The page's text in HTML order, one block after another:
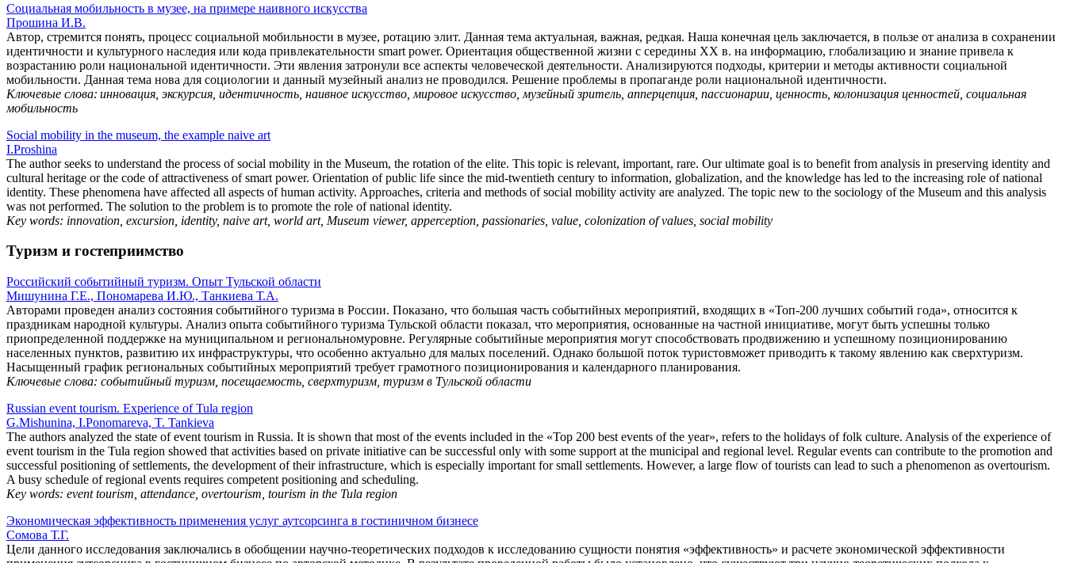
Социальная мобильность в музее, на примере наивного искусства
Прошина И.В.
Автор, стремится понять, процесс социальной мобильности в музее, ротацию элит. Данная тема актуальная, важная, редкая. Наша конечная цель заключается, в пользе от анализа в сохранении
идентичности и культурного наследия или кода привлекательности smart power. Ориентация общественной жизни с середины XX в. на информацию, глобализацию и знание привела к
возрастанию роли национальной идентичности. Эти явления затронули все аспекты человеческой деятельности. Анализируются подходы, критерии и методы активности социальной
мобильности. Данная тема нова для социологии и данный музейный анализ не проводился. Решение проблемы в пропаганде роли национальной идентичности.
Ключевые слова: инновация, экскурсия, идентичность, наивное искусство, мировое искусство, музейный зритель, апперцепция, пассионарии, ценность, колонизация ценностей, социальная
мобильность
Social mobility in the museum, the example naive art
I.Proshina
The author seeks to understand the process of social mobility in the Museum, the rotation of the elite. This topic is relevant, important, rare. Our ultimate goal is to benefit from analysis in preserving identity and
cultural heritage or the code of attractiveness of smart power. Orientation of public life since the mid-twentieth century to information, globalization, and the knowledge has led to the increasing role of national
identity. These phenomena have affected all aspects of human activity. Approaches, criteria and methods of social mobility activity are analyzed. The topic new to the sociology of the Museum and this analysis
was not performed. The solution to the problem is to promote the role of national identity.
Key words: innovation, excursion, identity, naive art, world art, Museum viewer, apperception, passionaries, value, colonization of values, social mobility
Туризм и гостеприимство
Российский событийный туризм. Опыт Тульской области
Мишунина Г.Е., Пономарева И.Ю., Танкиева Т.А.
Авторами проведен анализ состояния событийного туризма в России. Показано, что большая часть событийных мероприятий, входящих в «Топ-200 лучших событий года», относится к
праздникам народной культуры. Анализ опыта событийного туризма Тульской области показал, что мероприятия, основанные на частной инициативе, могут быть успешны только
приопределенной поддержке на муниципальном и региональномуровне. Регулярные событийные мероприятия могут способствовать продвижению и успешному позиционированию
населенных пунктов, развитию их инфраструктуры, что особенно актуально для малых поселений. Однако большой поток туристовможет приводить к такому явлению как сверхтуризм.
Насыщенный график региональных событийных мероприятий требует грамотного позиционирования и календарного планирования.
Ключевые слова: событийный туризм, посещаемость, сверхтуризм, туризм в Тульской области
Russian event tourism. Experience of Tula region
G.Mishunina, I.Ponomareva, T. Tankieva
The authors analyzed the state of event tourism in Russia. It is shown that most of the events included in the «Top 200 best events of the year», refers to the holidays of folk culture. Analysis of the experience of
event tourism in the Tula region showed that activities based on private initiative can be successful only with some support at the municipal and regional level. Regular events can contribute to the promotion and
successful positioning of settlements, the development of their infrastructure, which is especially important for small settlements. However, a large flow of tourists can lead to such a phenomenon as overtourism.
A busy schedule of regional events requires competent positioning and scheduling.
Key words: event tourism, attendance, overtourism, tourism in the Tula region
Экономическая эффективность применения услуг аутсорсинга в гостиничном бизнесе
Сомова Т.Г.
Цели данного исследования заключались в обобщении научно-теоретических подходов к исследованию сущности понятия «эффективность» и расчете экономической эффективности